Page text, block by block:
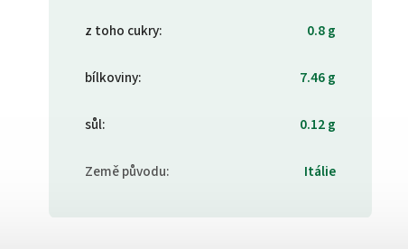
z toho cukry: 0.8 g
bílkoviny: 7.46 g
sůl: 0.12 g
Země původu: Itálie